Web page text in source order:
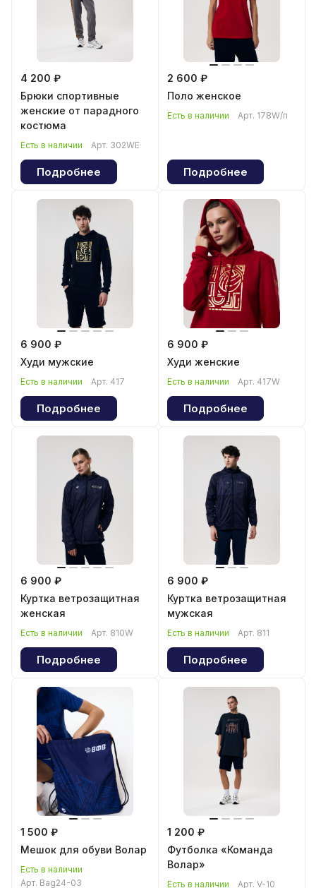
4 200 ₽
Брюки спортивные
женские от парадного
костюма
Есть в наличии Арт. 302WE
Подробнее
2 600 ₽
Поло женскoe
Есть в наличии Арт. 178W/п
Подробнее
6 900 ₽
Худи мужские
Есть в наличии Арт. 417
Подробнее
6 900 ₽
Худи женские
Есть в наличии Арт. 417W
Подробнее
6 900 ₽
Куртка ветрозащитная
женская
Есть в наличии Арт. 810W
Подробнее
6 900 ₽
Куртка ветрозащитная
мужская
Есть в наличии Арт. 811
Подробнее
1 500 ₽
Мешок для обуви Волар
Есть в наличии
Арт. Bag24-03
1 200 ₽
Футболка «Команда
Волар»
Есть в наличии Арт. V-10